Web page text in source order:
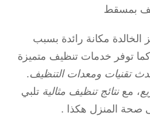
بمسقط
الخالدة مكانة رائدة بسبب
توفر خدمات تنظيف متميزة
تقنيات ومعدات التنظيف.
، معنتائج تنظيف مثالية تلبي
صحة المنزل هكذا .